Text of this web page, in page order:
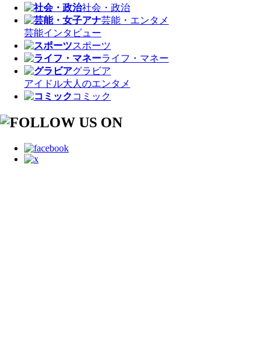
社会・政治
芸能・エンタメ
芸能インタビュー
スポーツ
ライフ・マネー
グラビア
アイドル大人のエンタメ
コミック